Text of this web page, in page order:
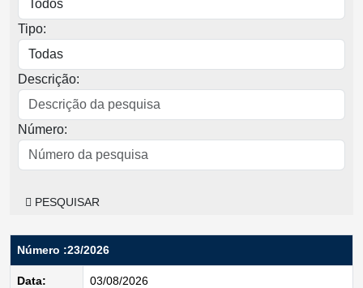
Tipo:
Descrição:
Número:
PESQUISAR
Número :23/2026
Data: 03/08/2026